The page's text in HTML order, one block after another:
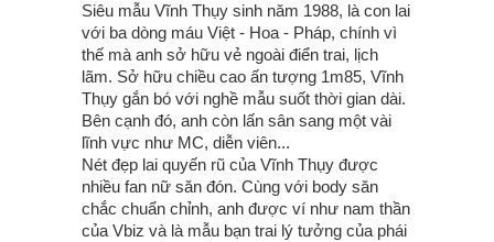
Siêu mẫu Vĩnh Thụy sinh năm 1988, là con lai
với ba dòng máu Việt - Hoa - Pháp, chính vì
thế mà anh sở hữu vẻ ngoài điển trai, lịch
lãm. Sở hữu chiều cao ấn tượng 1m85, Vĩnh
Thụy gắn bó với nghề mẫu suốt thời gian dài.
Bên cạnh đó, anh còn lấn sân sang một vài
lĩnh vực như MC, diễn viên...
Nét đẹp lai quyến rũ của Vĩnh Thụy được
nhiều fan nữ săn đón. Cùng với body săn
chắc chuẩn chỉnh, anh được ví như nam thần
của Vbiz và là mẫu bạn trai lý tưởng của phái